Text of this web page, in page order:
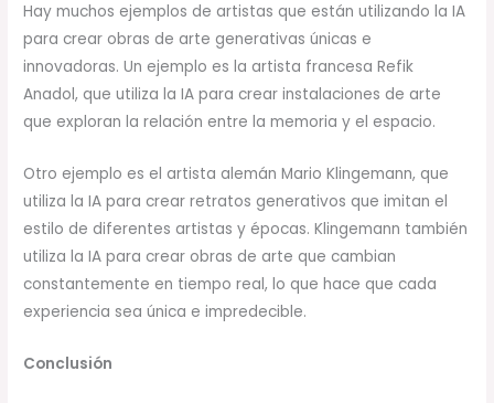
Hay muchos ejemplos de artistas que están utilizando la IA
para crear obras de arte generativas únicas e
innovadoras. Un ejemplo es la artista francesa Refik
Anadol, que utiliza la IA para crear instalaciones de arte
que exploran la relación entre la memoria y el espacio.
Otro ejemplo es el artista alemán Mario Klingemann, que
utiliza la IA para crear retratos generativos que imitan el
estilo de diferentes artistas y épocas. Klingemann también
utiliza la IA para crear obras de arte que cambian
constantemente en tiempo real, lo que hace que cada
experiencia sea única e impredecible.
Conclusión